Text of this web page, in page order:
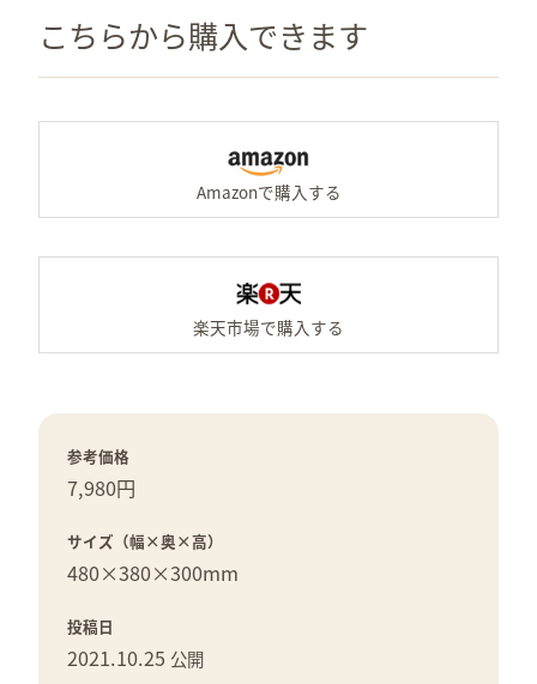
こちらから購入できます
参考価格
7,980円
サイズ（幅×奥×高）
480×380×300mm
投稿日
2021.10.25 公開